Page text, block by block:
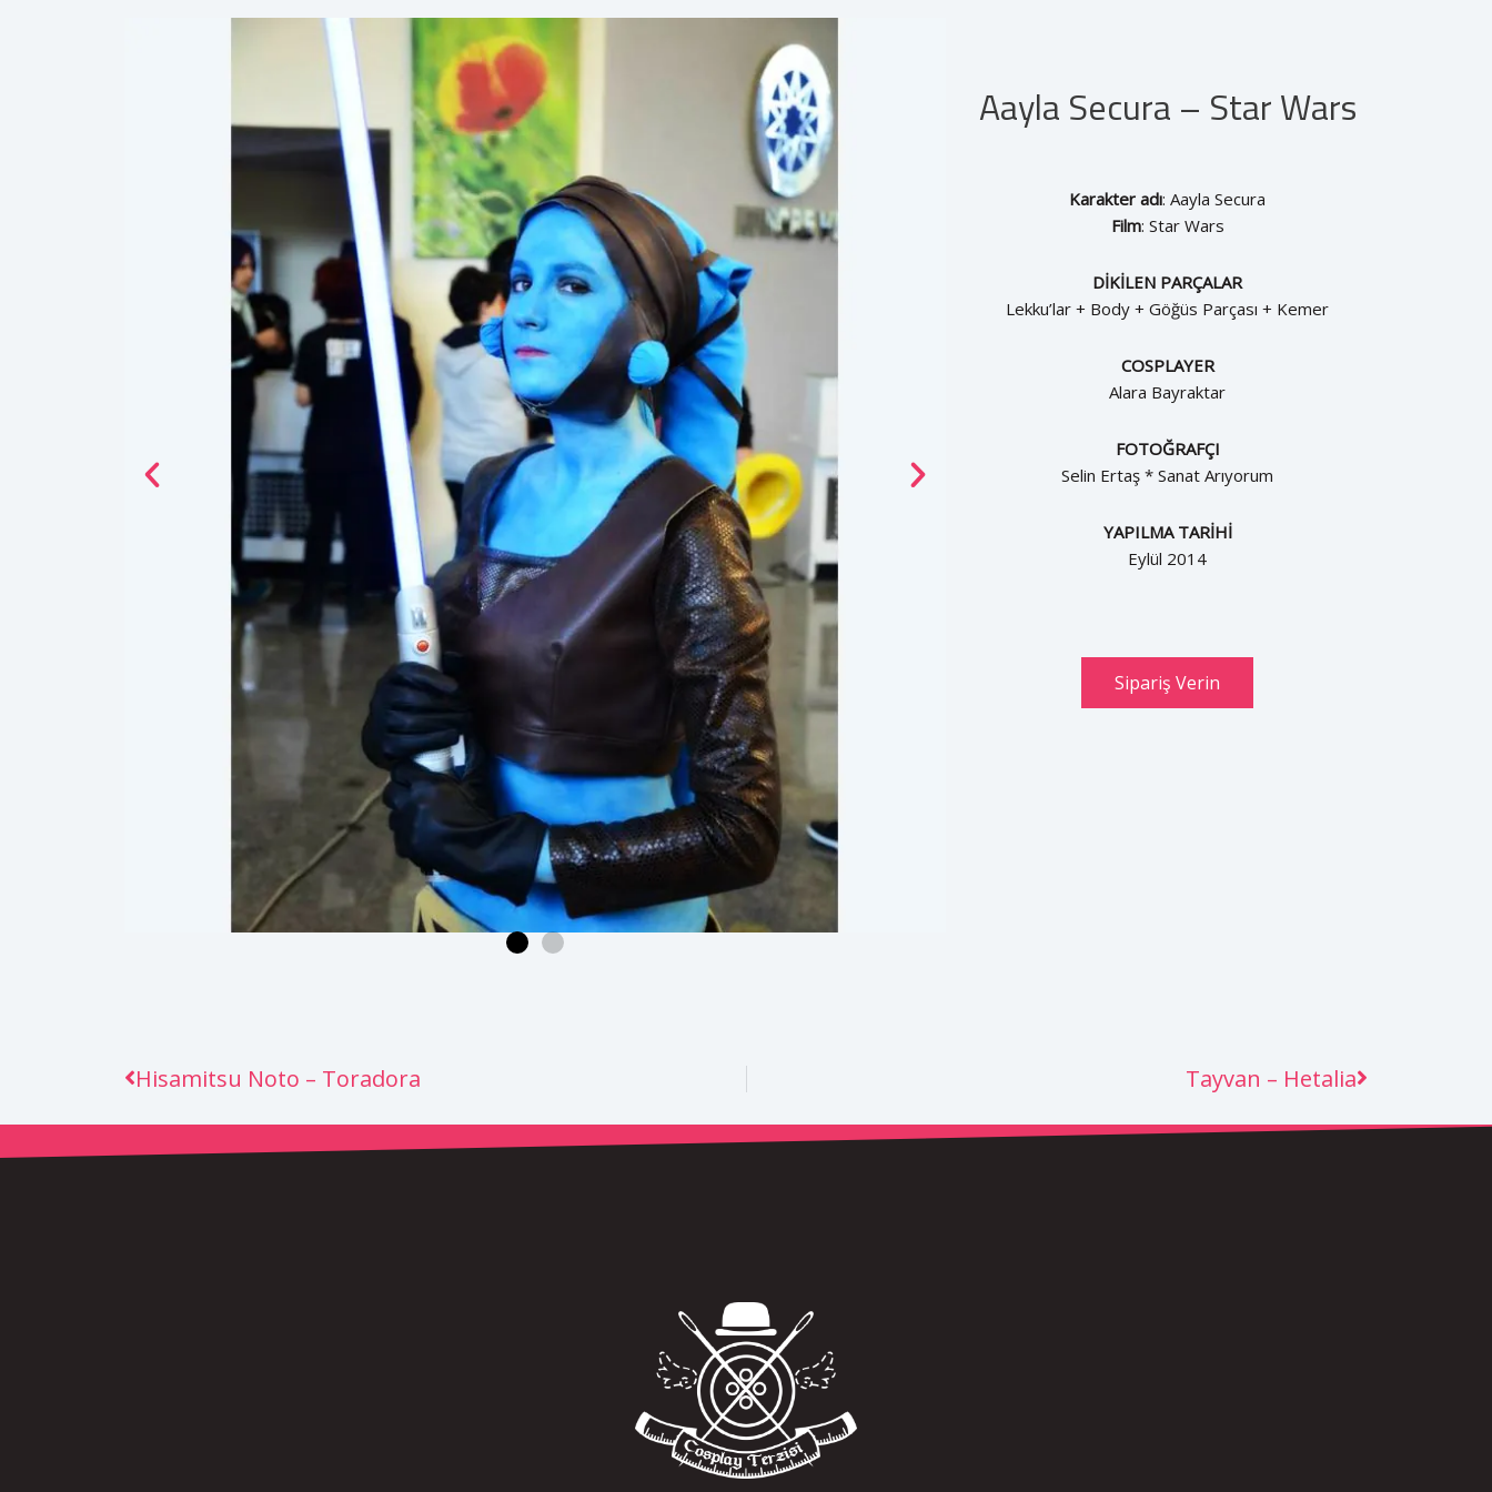
Aayla Secura – Star Wars
Karakter adı: Aayla Secura
Film: Star Wars
DİKİLEN PARÇALAR
Lekku’lar + Body + Göğüs Parçası + Kemer
COSPLAYER
Alara Bayraktar
FOTOĞRAFÇI
Selin Ertaş * Sanat Arıyorum
YAPILMA TARİHİ
Eylül 2014
Sipariş Verin
Prev
Hisamitsu Noto – Toradora Tayvan – HetaliaNext